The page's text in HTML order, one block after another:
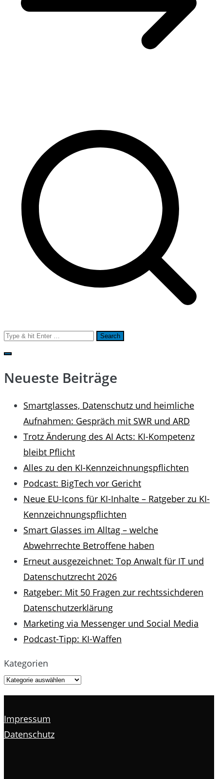
Search
for:
Neueste Beiträge
Smartglasses, Datenschutz und heimliche
Aufnahmen: Gespräch mit SWR und ARD
Trotz Änderung des AI Acts: KI-Kompetenz
bleibt Pflicht
Alles zu den KI-Kennzeichnungspflichten
Podcast: BigTech vor Gericht
Neue EU-Icons für KI-Inhalte – Ratgeber zu KI-
Kennzeichnungspflichten
Smart Glasses im Alltag – welche
Abwehrrechte Betroffene haben
Erneut ausgezeichnet: Top Anwalt für IT und
Datenschutzrecht 2026
Ratgeber: Mit 50 Fragen zur rechtssichderen
Datenschutzerklärung
Marketing via Messenger und Social Media
Podcast-Tipp: KI-Waffen
Kategorien
Impressum
Datenschutz